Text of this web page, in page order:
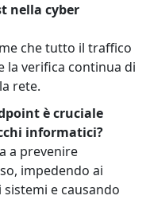
nella cyber
che tutto il traffico
la verifica continua di
rete.
è cruciale
informatici?
a prevenire
impedendo ai
e causando